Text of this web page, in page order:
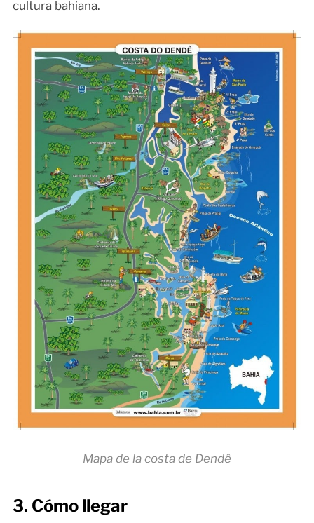
cultura bahiana.
Mapa de la costa de Dendê
3. Cómo llegar